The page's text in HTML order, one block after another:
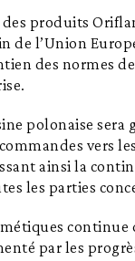
produits
de l’Union
des normes
polonaise sera
vers
ainsi la
les parties
continue
par les